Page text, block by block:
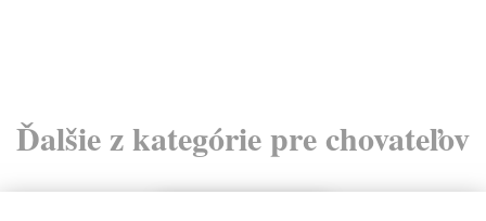
Ďalšie z kategórie pre chovateľov